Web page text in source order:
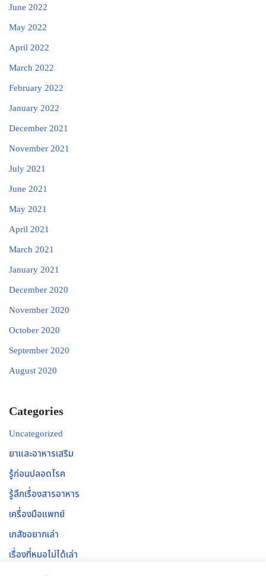
June 2022
May 2022
April 2022
March 2022
February 2022
January 2022
December 2021
November 2021
July 2021
June 2021
May 2021
April 2021
March 2021
January 2021
December 2020
November 2020
October 2020
September 2020
August 2020
Categories
Uncategorized
ยาและอาหารเสริม
รู้ก่อนปลอดโรค
รู้ลึกเรื่องสารอาหาร
เครื่องมือแพทย์
เภสัชอยากเล่า
เรื่องที่หมอไม่ได้เล่า